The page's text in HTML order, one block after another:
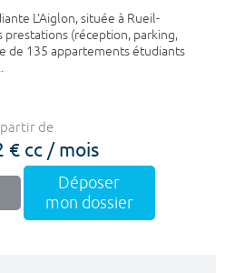
L'Aiglon, située à Rueil-
prestations (réception, parking,
de 135 appartements étudiants
de
€ cc / mois
Déposer
mon dossier